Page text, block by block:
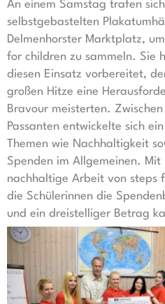
An einem Samstag trafen
selbstgebastelten
Delmenhorster Marktplatz,
for children zu sammeln. Sie
diesen Einsatz vorbereitet,
großen Hitze eine
Bravour meisterten.
Passanten entwickelte sich
Themen wie Nachhaltigkeit
Spenden im Allgemeinen.
nachhaltige Arbeit von steps
die Schülerinnen die
und ein dreistelliger Betrag